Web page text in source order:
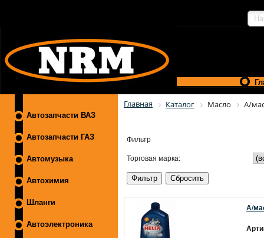
Автозапчасти ВАЗ
Автозапчасти ГАЗ
Автомузыка
Автохимия
Шланги
Автоэлектроника
Главная Каталог Масло А/
Фильтр
Торговая марка:
А/